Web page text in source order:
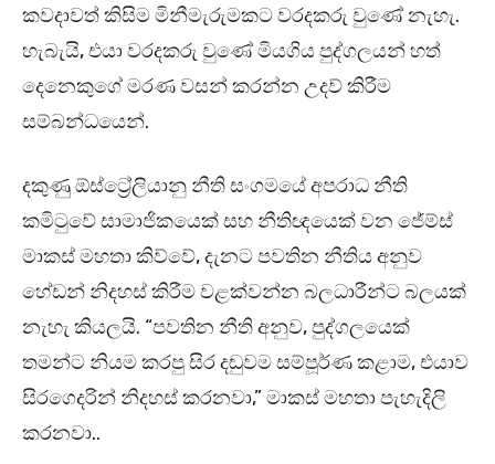
කවදාවත් කිසිම මිනීමැරුමකට වරදකරු වුණේ නැහැ.
හැබැයි, එයා වරදකරු වුණේ මියගිය පුද්ගලයන් හත්
දෙනෙකුගේ මරණ වසන් කරන්න උදව් කිරීම
සම්බන්ධයෙන්.
දකුණු ඕස්ට්‍රේලියානු නීති සංගමයේ අපරාධ නීති
කමිටුවේ සාමාජිකයෙක් සහ නීතිඥයෙක් වන ජේම්ස්
මාකස් මහතා කිව්වේ, දැනට පවතින නීතිය අනුව
හේඩන් නිදහස් කිරීම වළක්වන්න බලධාරීන්ට බලයක්
නැහැ කියලයි. “පවතින නීති අනුව, පුද්ගලයෙක්
තමන්ට නියම කරපු සිර දඬුවම සම්පූර්ණ කළාම, එයාව
සිරගෙදරින් නිදහස් කරනවා,” මාකස් මහතා පැහැදිලි
කරනවා..